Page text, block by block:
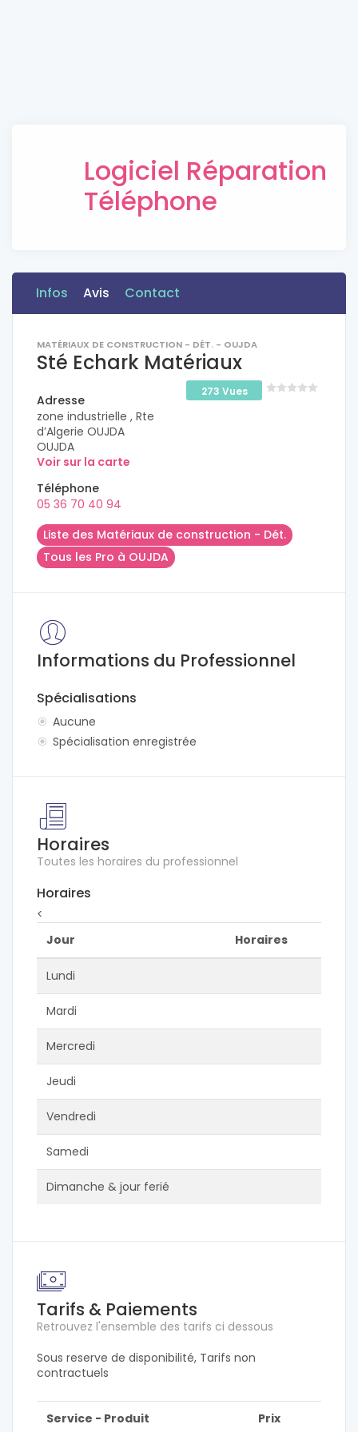
Logiciel Réparation
Téléphone
Infos Avis Contact
MATÉRIAUX DE CONSTRUCTION - DÉT. - OUJDA
Sté Echark Matériaux
273 Vues
Adresse
zone industrielle , Rte
d’Algerie OUJDA
OUJDA
Voir sur la carte
Téléphone
05 36 70 40 94
Liste des Matériaux de construction - Dét.
Tous les Pro à OUJDA
Informations du Professionnel
Spécialisations
Aucune
Spécialisation enregistrée
Horaires
Toutes les horaires du professionnel
Horaires
<
Jour
Horaires
Lundi
Mardi
Mercredi
Jeudi
Vendredi
Samedi
Dimanche & jour ferié
Tarifs & Paiements
Retrouvez l'ensemble des tarifs ci dessous
Sous reserve de disponibilité, Tarifs non
contractuels
Service - Produit Prix